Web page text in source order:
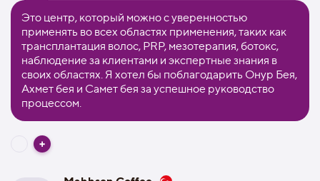
Это центр, который можно с уверенностью
применять во всех областях применения, таких как
трансплантация волос, PRP, мезотерапия, ботокс,
наблюдение за клиентами и экспертные знания в
своих областях. Я хотел бы поблагодарить Онур Бея,
Ахмет бея и Самет бея за успешное руководство
процессом.